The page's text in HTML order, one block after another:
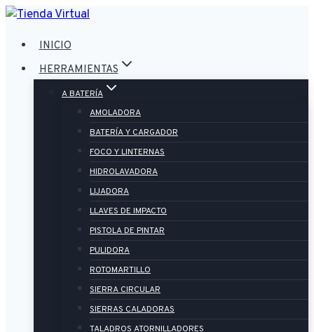
Saltar
contenido
INICIO
HERRAMIENTAS
A BATERÍA
AMOLADORA
BATERÍA Y CARGADOR
FOCO Y LINTERNAS
HIDROLAVADORA
LIJADORA
LLAVES DE IMPACTO
PISTOLA DE PINTAR
PULIDORA
ROTOMARTILLO
SIERRA CIRCULAR
SIERRAS CALADORAS
TALADROS ATORNILLADORES